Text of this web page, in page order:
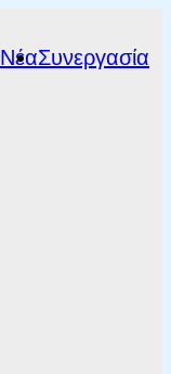
ΝέαΣυνεργασία